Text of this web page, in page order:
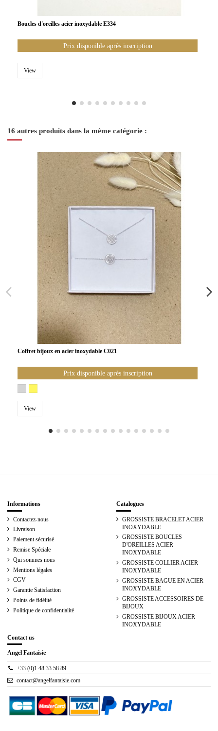
Boucles d'oreilles acier inoxydable E334
Prix disponible après inscription
View
16 autres produits dans la même catégorie :
Coffret bijoux en acier inoxydable C021
Prix disponible après inscription
View
Informations
Contactez-nous
Livraison
Paiement sécurisé
Remise Spéciale
Qui sommes nous
Mentions légales
CGV
Garantie Satisfaction
Points de fidélité
Politique de confidentialité
Catalogues
GROSSISTE BRACELET ACIER
INOXYDABLE
GROSSISTE BOUCLES
D'OREILLES ACIER
INOXYDABLE
GROSSISTE COLLIER ACIER
INOXYDABLE
GROSSISTE BAGUE EN ACIER
INOXYDABLE
GROSSISTE ACCESSOIRES DE
BIJOUX
GROSSISTE BIJOUX ACIER
INOXYDABLE
Contact us
Angel Fantaisie
+33 (0)1 48 33 58 89
contact@angelfantaisie.com